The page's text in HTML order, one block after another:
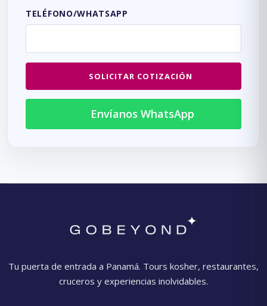
TELÉFONO/WHATSAPP
SOLICITAR COTIZACIÓN
Envíanos WhatsApp
Tu puerta de entrada a Panamá. Tours kosher, restaurantes,
cruceros y experiencias inolvidables.